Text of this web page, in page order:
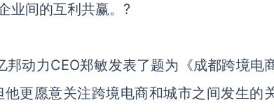
业间的互利共赢。?
动力CEO郑敏发表了题为《成都跨境电
更愿意关注跨境电商和城市之间发生的